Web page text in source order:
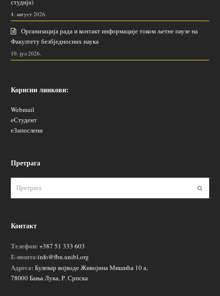
студија)
4. август 2026.
Организација рада и контакт информације током љетне паузе на
Факултету безбједносних наука
10. јул 2026.
Корисни линкови:
Webmail
еСтудент
еЗапослени
Претрага
Контакт
Телефон: +387 51 333 603
Е-пошта:info@fbn.unibl.org
Адреса: Булевар војводе Живојина Мишића 10 а,
78000 Бања Лука, Р. Српска